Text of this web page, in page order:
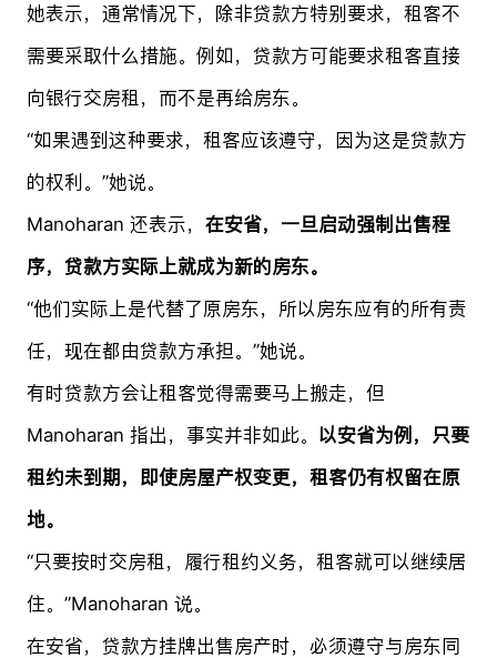
她表示，通常情况下，除非贷款方特别要求，租客不
需要采取什么措施。例如，贷款方可能要求租客直接
向银行交房租，而不是再给房东。
“如果遇到这种要求，租客应该遵守，因为这是贷款方
的权利。”她说。
Manoharan 还表示， 在安省，一旦启动强制出售程
序，贷款方实际上就成为新的房东。
“他们实际上是代替了原房东，所以房东应有的所有责
任，现在都由贷款方承担。”她说。
有时贷款方会让租客觉得需要马上搬走，但
Manoharan 指出，事实并非如此。 以安省为例，只要
租约未到期，即使房屋产权变更，租客仍有权留在原
地。
“只要按时交房租，履行租约义务，租客就可以继续居
住。”Manoharan 说。
在安省，贷款方挂牌出售房产时，必须遵守与房东同